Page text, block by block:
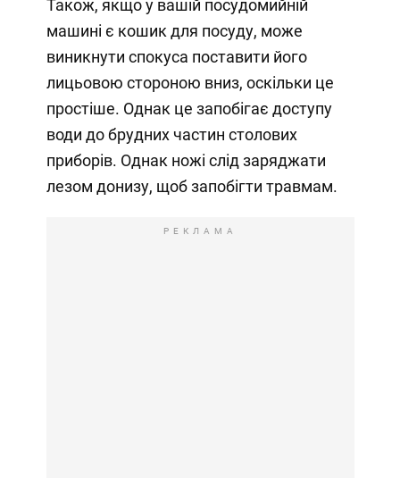
Також, якщо у вашій посудомийній
машині є кошик для посуду, може
виникнути спокуса поставити його
лицьовою стороною вниз, оскільки це
простіше. Однак це запобігає доступу
води до брудних частин столових
приборів. Однак ножі слід заряджати
лезом донизу, щоб запобігти травмам.
РЕКЛАМА